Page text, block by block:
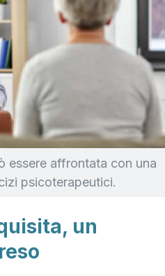
essere affrontata con una
psicoterapeutici.
un